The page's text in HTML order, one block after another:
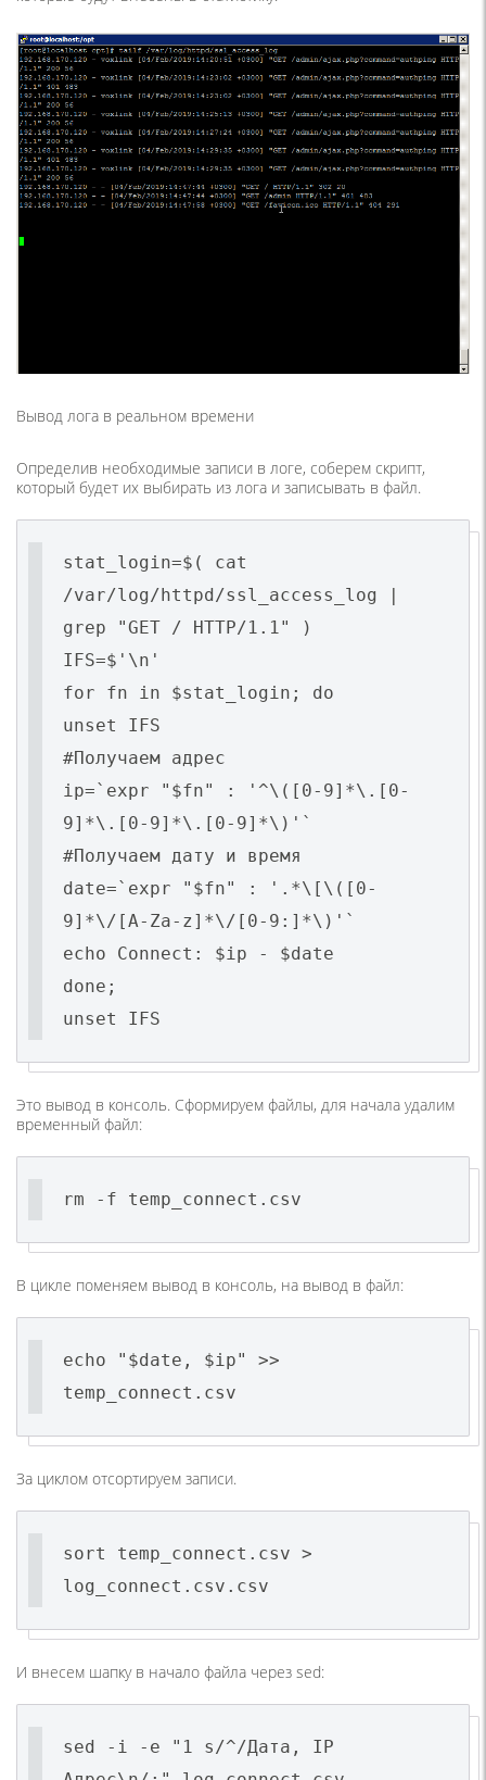
Вывод лога в реальном времени
Определив необходимые записи в логе, соберем скрипт,
который будет их выбирать из лога и записывать в файл.
stat_login=$( cat
/var/log/httpd/ssl_access_log |
grep "GET / HTTP/1.1" )
IFS=$'\n'
for fn in $stat_login; do
unset IFS
#Получаем адрес
ip=`expr "$fn" : '^\([0-9]*\.[0-
9]*\.[0-9]*\.[0-9]*\)'`
#Получаем дату и время
date=`expr "$fn" : '.*\[\([0-
9]*\/[A-Za-z]*\/[0-9:]*\)'`
echo Connect: $ip - $date
done;
unset IFS
Это вывод в консоль. Сформируем файлы, для начала удалим
временный файл:
rm -f temp_connect.csv
В цикле поменяем вывод в консоль, на вывод в файл:
echo "$date, $ip" >>
temp_connect.csv
За циклом отсортируем записи.
sort temp_connect.csv >
log_connect.csv.csv
И внесем шапку в начало файла через sed:
sed -i -e "1 s/^/Дата, IP